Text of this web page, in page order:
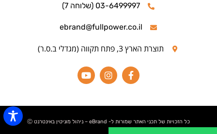
03-6499997 (שלוחה 7)
ebrand@fullpower.co.il
תוצרת הארץ 3, פתח תקווה (מגדלי ב.ס.ר)
כל הזכויות של תכני האתר שמורות ל- eBrand – ניהול מוניטין באינטרנט Ⓒ